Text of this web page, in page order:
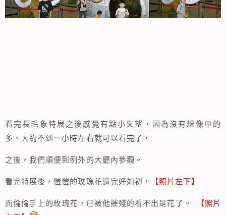
看完長毛象特展之後感覺有點小失望，因為沒有想像中的
多，大約不到一小時左右就可以看完了，
之後，我們順便到例外的大廳內參觀。
看完特展後，愷愷的玫瑰花還完好如初， 【照片左下】
而倫倫手上的玫瑰花，已被他摧殘的看不出是花了。
【照片